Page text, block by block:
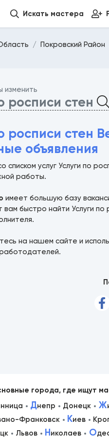
Искать мастера
Покровский Район
изменить
росписи стен
росписи стен
объявления
списком услуг Услуги по
работы.
имеет большую базу
вам быстро найти Услуги
на нашем сайте и
города, где ищут
Днепр Донецк Ж
Франковск Киев
Львов Николаев О